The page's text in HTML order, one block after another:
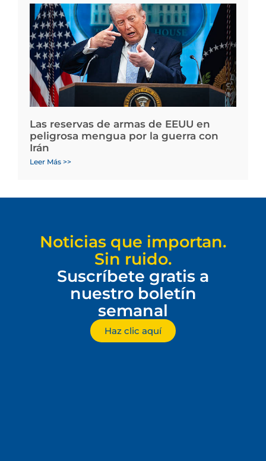
Las reservas de armas de EEUU en
peligrosa mengua por la guerra con
Irán
Leer Más >>
Noticias que importan.
Sin ruido.
Suscríbete gratis a
nuestro boletín
semanal
Haz clic aquí